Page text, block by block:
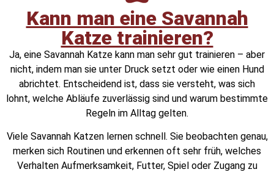
Kann man eine Savannah
Katze trainieren?
Ja, eine Savannah Katze kann man sehr gut trainieren – aber
nicht, indem man sie unter Druck setzt oder wie einen Hund
abrichtet. Entscheidend ist, dass sie versteht, was sich
lohnt, welche Abläufe zuverlässig sind und warum bestimmte
Regeln im Alltag gelten.
Viele Savannah Katzen lernen schnell. Sie beobachten genau,
merken sich Routinen und erkennen oft sehr früh, welches
Verhalten Aufmerksamkeit, Futter, Spiel oder Zugang zu